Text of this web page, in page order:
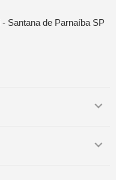
Santana de Parnaíba SP